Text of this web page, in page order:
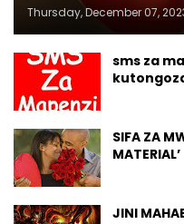
Thursday, December 07,
sms za
SIFA ZA
MATERIAL’
JINI